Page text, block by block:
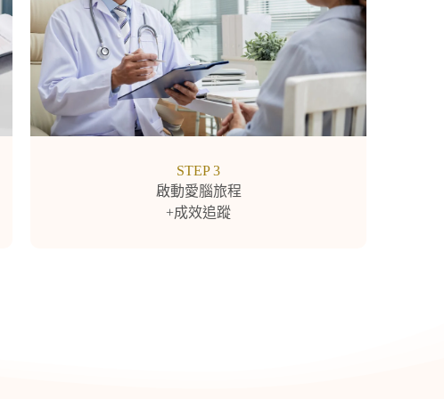
STEP 3
啟動愛腦旅程
+成效追蹤